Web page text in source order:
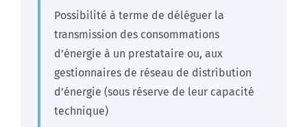
Possibilité à terme de déléguer la
transmission des consommations
d’énergie à un prestataire ou, aux
gestionnaires de réseau de distribution
d’énergie (sous réserve de leur capacité
technique)